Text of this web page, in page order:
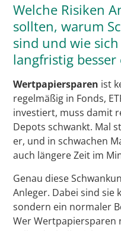
Welche Risiken
sollten, warum
sind und wie
langfristig
Wertpapiersparen ist
regelmäßig in Fonds,
investiert, muss damit
Depots schwankt. Mal
er, und in schwachen
auch längere Zeit im
Genau diese
Anleger. Dabei sind sie
sondern ein normaler
Wer Wertpapiersparen